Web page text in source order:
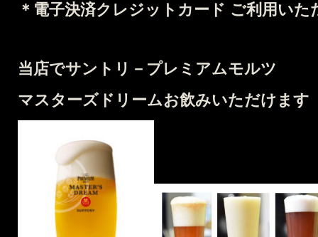
＊電子決済クレジットカード ご利用いた
当店でサントリ－プレミアムモルツ
マスターズドリームお飲みいただけます